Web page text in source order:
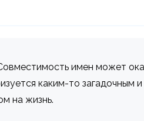
имен может
каким-то загадочным
на жизнь.